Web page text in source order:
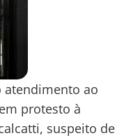
atendimento ao
protesto à
suspeito de